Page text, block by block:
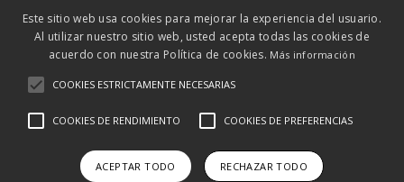
de RRSS
Este sitio web usa cookies para mejorar la experiencia del usuario.
Al utilizar nuestro sitio web, usted acepta todas las cookies de
acuerdo con nuestra Política de cookies. Más información
COOKIES ESTRICTAMENTE NECESARIAS
COOKIES DE RENDIMIENTO COOKIES DE PREFERENCIAS
ACEPTAR TODO RECHAZAR TODO